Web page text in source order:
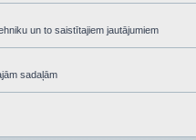
un to saistītajiem jautājumiem
sadaļām